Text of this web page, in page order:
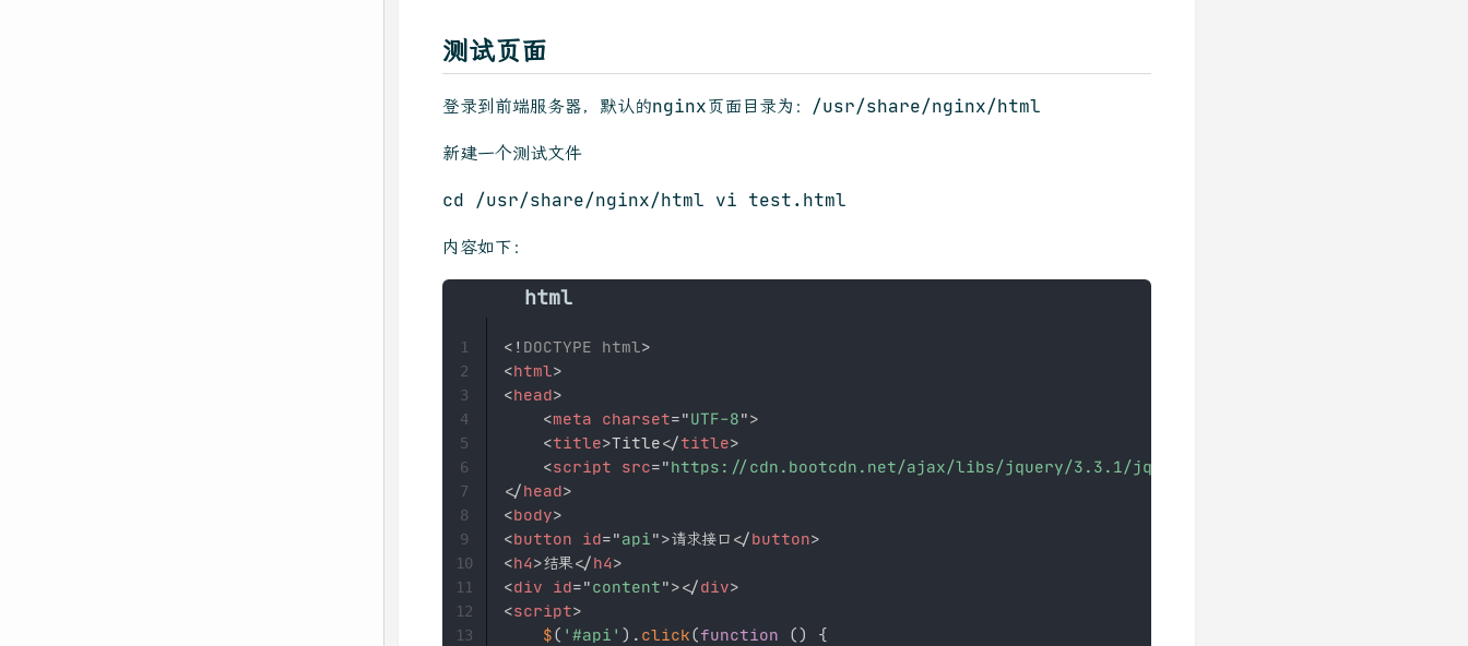
测试页面
登录到前端服务器，默认的nginx页面目录为：/usr/share/nginx/html
新建一个测试文件
cd /usr/share/nginx/html vi test.html
内容如下：
<! DOCTYPE html>
<html>
<head>
<meta charset="UTF-8">
<title>Title</title>
<script src="https://cdn.bootcdn.net/ajax/libs/jquery/3.3.1/jquery.min.js
</head>
<body>
<button id="api">请求接口 </button>
<h4>结果</h4>
<div id="content"></div>
<script>
$( '#api' ) . click(function ()
{
1
2
3
4
5
6
7
8
9
10
11
12
13